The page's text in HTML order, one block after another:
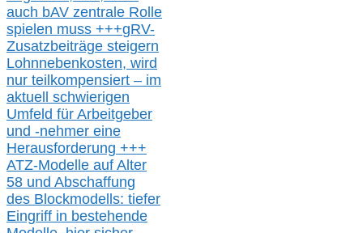
auch bAV zentrale Rolle
spielen muss +++gRV-
Zusatzbeiträge steigern
Lohnnebenkosten, wird
nur teilkompensiert – im
aktuell schwierigen
Umfeld für Arbeitgeber
und -nehmer eine
Herausforderung +++
ATZ-Modelle auf Alter
58 und Abschaffung
des Blockmodells: tiefer
Eingriff in bestehende